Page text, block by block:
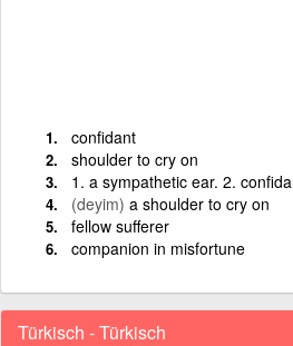
confidant
shoulder to cry on
1. a sympathetic ear. 2.
(deyim) a shoulder to cry on
fellow sufferer
companion in misfortune
Türkisch - Türkisch